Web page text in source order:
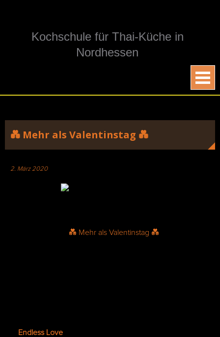
Kochschule für Thai-Küche in
Nordhessen
💑 Mehr als Valentinstag 💑
2. März 2020
Endless Love